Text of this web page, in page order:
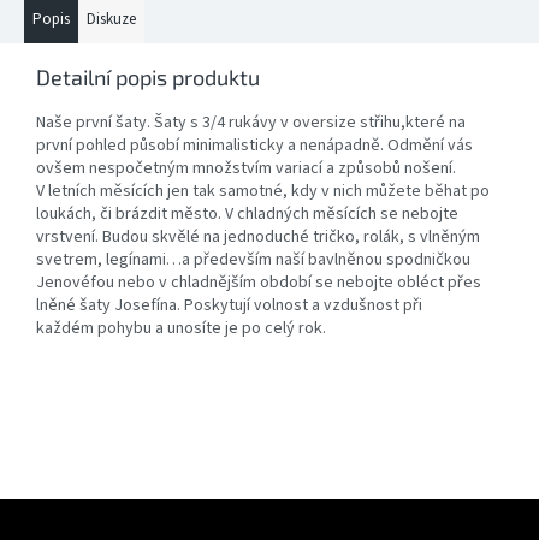
Popis Diskuze
Detailní popis produktu
Naše první šaty. Šaty s 3/4 rukávy v oversize střihu,které na
první pohled působí minimalisticky a nenápadně. Odmění vás
ovšem nespočetným množstvím variací a způsobů nošení.
V letních měsících jen tak samotné, kdy v nich můžete běhat po
loukách, či brázdit město. V chladných měsících se nebojte
vrstvení. Budou skvělé na jednoduché tričko, rolák, s vlněným
svetrem, legínami…a především naší bavlněnou spodničkou
Jenovéfou nebo v chladnějším období se nebojte obléct přes
lněné šaty Josefína. Poskytují volnost a vzdušnost při
každém pohybu a unosíte je po celý rok.